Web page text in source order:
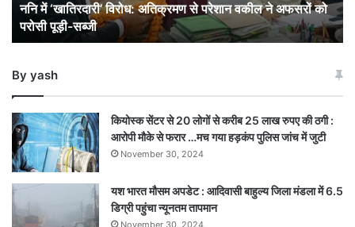
अफसरों
को
पूड़ी-
सब्जी
ननि में ‘खातिरदारी’ विरोध: अतिक्रमण से परेशान वकील ने अफसरों को
परोसी पूड़ी-सब्जी
By yash
कियोस्क सेंटर से 20 लोगों से करीब 25 लाख रुपए की ठगी :
आरोपी मौके से फरार …मच गया हड़कंप पुलिस जांच में जुटी
November 30, 2024
यश भारत मौसम अपडेट : आदिवासी बाहुल्य जिला मंडला में 6.5
डिग्री पहुंचा न्यूनतम तापमान